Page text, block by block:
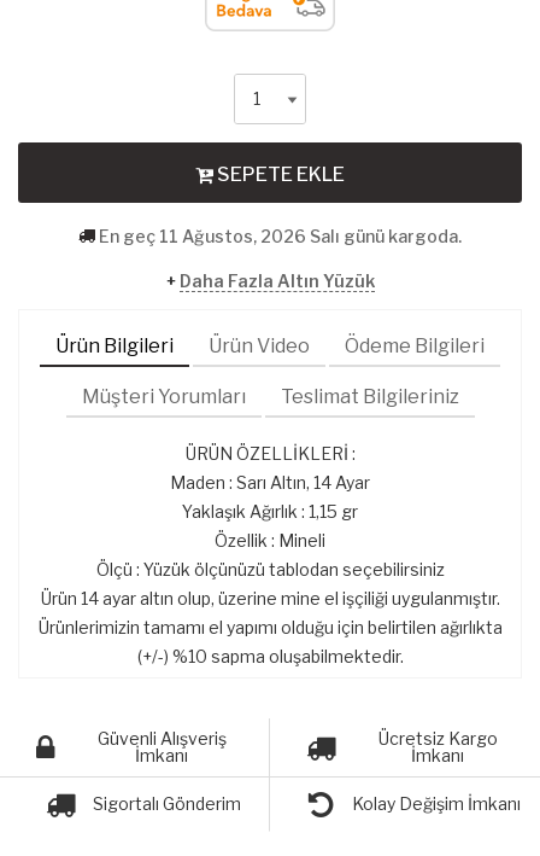
SEPETE EKLE
En geç 11 Ağustos, 2026 Salı günü kargoda.
+ Daha Fazla Altın Yüzük
Ürün Bilgileri Ürün Video Ödeme Bilgileri
Müşteri Yorumları Teslimat Bilgileriniz
ÜRÜN ÖZELLİKLERİ :
Maden : Sarı Altın, 14 Ayar
Yaklaşık Ağırlık : 1,15 gr
Özellik : Mineli
Ölçü : Yüzük ölçünüzü tablodan seçebilirsiniz
Ürün 14 ayar altın olup, üzerine mine el işçiliği uygulanmıştır.
Ürünlerimizin tamamı el yapımı olduğu için belirtilen ağırlıkta
(+/-) %10 sapma oluşabilmektedir.
Güvenli Alışveriş
İmkanı
Ücretsiz Kargo
İmkanı
Sigortalı Gönderim Kolay Değişim İmkanı